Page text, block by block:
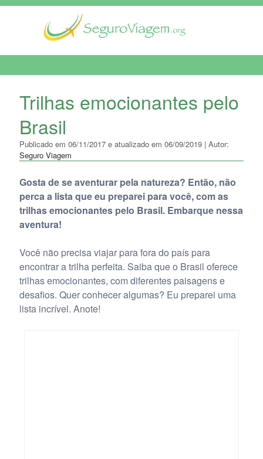
Trilhas emocionantes pelo
Brasil
Publicado em 06/11/2017 e atualizado em 06/09/2019 | Autor:
Seguro Viagem
Gosta de se aventurar pela natureza? Então, não
perca a lista que eu preparei para você, com as
trilhas emocionantes pelo Brasil. Embarque nessa
aventura!
Você não precisa viajar para fora do país para
encontrar a trilha perfeita. Saiba que o Brasil oferece
trilhas emocionantes, com diferentes paisagens e
desafios. Quer conhecer algumas? Eu preparei uma
lista incrível. Anote!